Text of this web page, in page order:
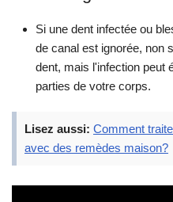
Si une dent infectée ou
de canal est ignorée, non
dent, mais l'infection peut
parties de votre corps.
Lisez aussi: Comment
avec des remèdes maison?